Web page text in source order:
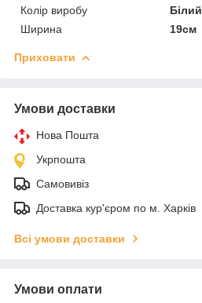
Колір виробу
Білий
Ширина
19см
Приховати
Умови доставки
Нова Пошта
Укрпошта
Самовивіз
Доставка кур'єром по м. Харків
Всі умови доставки
Умови оплати